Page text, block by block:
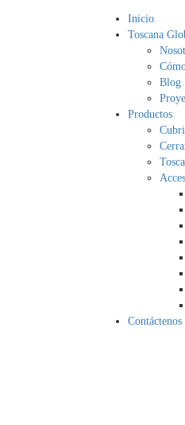
Inicio
Toscana
Blog
Productos
Contáctenos